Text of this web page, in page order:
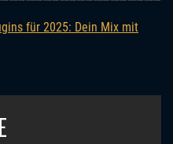
für 2025: Dein Mix mit